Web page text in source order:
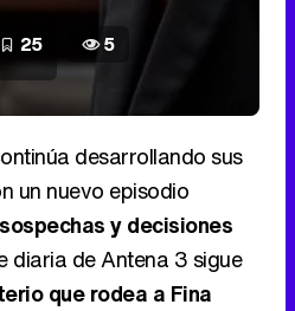
25 5
desarrollando sus
un nuevo episodio
y decisiones
diaria de Antena 3 sigue
que rodea a Fina